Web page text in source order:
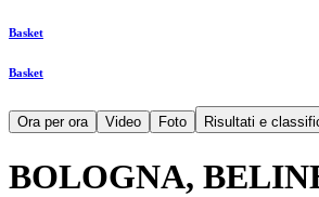
Basket
Basket
Ora per ora Video Foto Risultati e
BOLOGNA,